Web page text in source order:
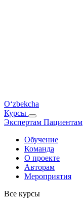
O‘zbekcha
Курсы
Экспертам Пациентам
Обучение
Команда
О проекте
Авторам
Мероприятия
Все курсы